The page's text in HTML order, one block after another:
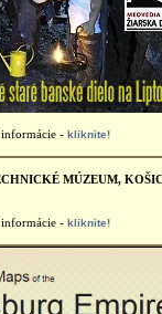
ŽIARSKA DOLINA